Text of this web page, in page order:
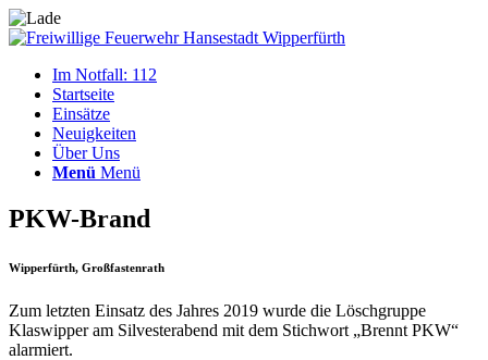
Im Notfall: 112
Startseite
Einsätze
Neuigkeiten
Über Uns
Menü Menü
PKW-Brand
Wipperfürth, Großfastenrath
Zum letzten Einsatz des Jahres 2019 wurde die Löschgruppe
Klaswipper am Silvesterabend mit dem Stichwort „Brennt PKW“
alarmiert.